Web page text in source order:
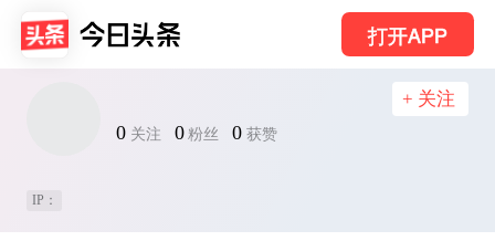
打开APP
0 关注 0 粉丝 0 获赞
+ 关注
IP：